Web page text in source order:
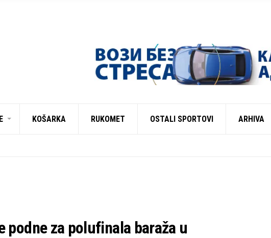
KOŠARKA RUKOMET OSTALI SPORTOVI ARHIVA
podne za polufinala baraža u